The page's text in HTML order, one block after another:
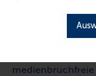
Reisekosten
zentraler Stelle
hierbei auch,